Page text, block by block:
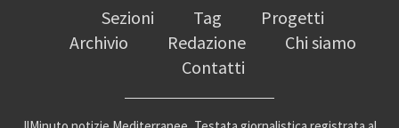
Sezioni Tag
Progetti
Archivio
Redazione
Chi siamo
Contatti